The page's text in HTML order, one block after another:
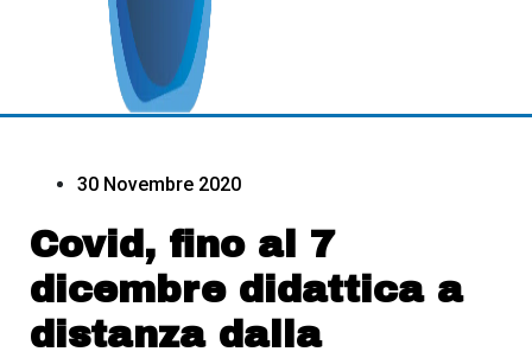
30 Novembre 2020
Covid, fino al 7
dicembre didattica a
distanza dalla